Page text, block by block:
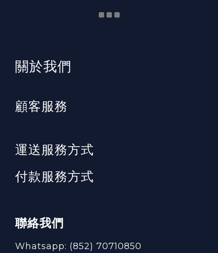
​關於我們
顧客服務
運送服務方式
付款服務方式
聯絡我們
Whatsapp: (852) 70710850